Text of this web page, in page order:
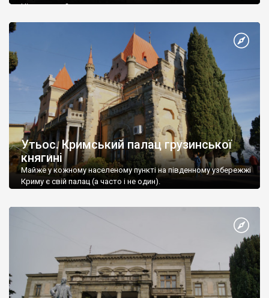
Ніжин греки?
Утьос. Кримський палац грузинської
княгині
Майже у кожному населеному пункті на південному узбережжі
Криму є свій палац (а часто і не один).